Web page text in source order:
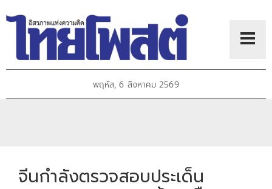
พฤหัส, 6 สิงหาคม 2569
จีนกำลังตรวจสอบประเด็น